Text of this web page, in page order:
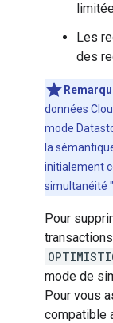
Les
des
données
mode
la
initialement
simultanéité
Pour
mode de
Pour vous
compatible